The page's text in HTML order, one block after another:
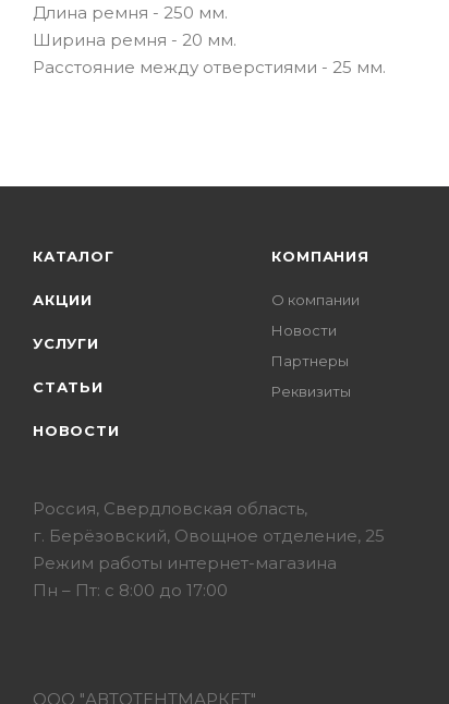
Длина ремня - 250 мм.
Ширина ремня - 20 мм.
Расстояние между отверстиями - 25 мм.
КАТАЛОГ
АКЦИИ
УСЛУГИ
СТАТЬИ
НОВОСТИ
КОМПАНИЯ
О компании
Новости
Партнеры
Реквизиты
Россия, Свердловская область,
г. Берёзовский, Овощное отделение, 25
Режим работы интернет-магазина
Пн – Пт: с 8:00 до 17:00
ООО "АВТОТЕНТМАРКЕТ"